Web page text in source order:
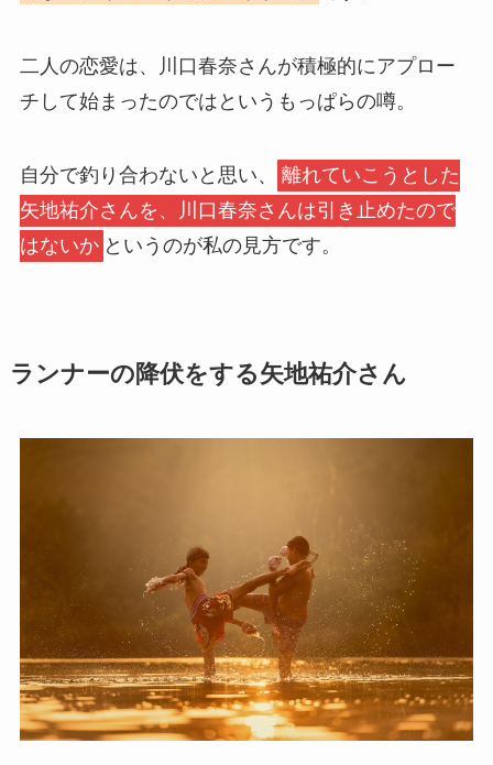
二人の恋愛は、川口春奈さんが積極的にアプロー
チして始まったのではというもっぱらの噂。
自分で釣り合わないと思い、
離れていこうとした
矢地祐介さんを、川口春奈さんは引き止めたので
はないか というのが私の見方です。
ランナーの降伏をする矢地祐介さん